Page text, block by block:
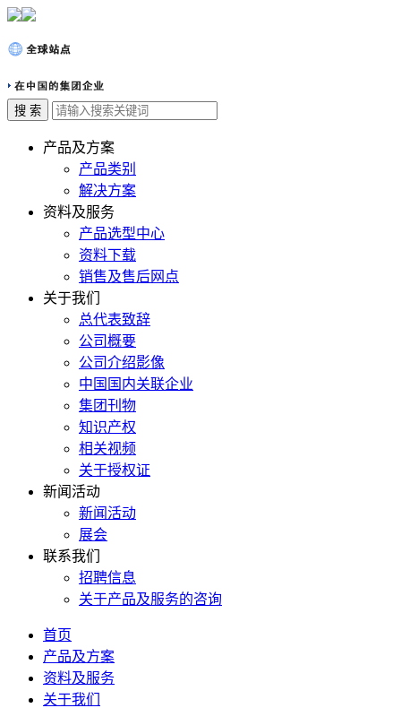
产品及方案
产品类别
解决方案
资料及服务
产品选型中心
资料下载
销售及售后网点
关于我们
总代表致辞
公司概要
公司介绍影像
中国国内关联企业
集团刊物
知识产权
相关视频
关于授权证
新闻活动
新闻活动
展会
联系我们
招聘信息
关于产品及服务的咨询
首页
产品及方案
资料及服务
关于我们